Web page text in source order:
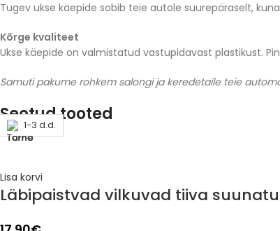
Tugev ukse käepide sobib teie autole suurepäraselt,
Kõrge kvaliteet
Ukse käepide on valmistatud vastupidavast plastikust.
Samuti pakume rohkem salongi ja keredetaile teie
Seotud tooted
1-3 d.d.
Lisa korvi
Läbipaistvad vilkuvad tiiva
1-3 d.d.
1-3 d.d.
1-3 d.d.
1-3 d.d.
1-3 d.d.
1-3 d.d.
1-3 d.d.